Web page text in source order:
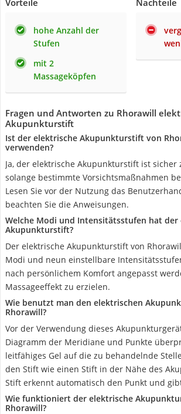
Vorteile
hohe Anzahl der
Stufen
mit 2
Massageköpfen
Nachteile
Fragen und Antworten zu Rhorawill
Akupunkturstift
Ist der elektrische Akupunkturstift von
verwenden?
Ja, der elektrische Akupunkturstift ist sicher
solange bestimmte Vorsichtsmaßnahmen
Lesen Sie vor der Nutzung das
beachten Sie die Anweisungen.
Welche Modi und Intensitätsstufen hat der
Akupunkturstift?
Der elektrische Akupunkturstift von
Modi und neun einstellbare
nach persönlichem Komfort angepasst
Massageeffekt zu erzielen.
Wie benutzt man den elektrischen
Rhorawill?
Vor der Verwendung dieses
Diagramm der Meridiane und Punkte
leitfähiges Gel auf die zu behandelnde
den Stift wie einen Stift in der Nähe des
Stift erkennt automatisch den Punkt und
Wie funktioniert der elektrische
Rhorawill?